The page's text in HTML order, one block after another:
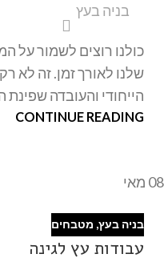
בניה בעץ
כולנו רוצים לשמור על
שלנו לאורך זמן. זה לא
הייחודי והעובדה שפינת
CONTINUE READING
08 מאי
בניה בעץ, מטבחים
עבודות עץ לגינה